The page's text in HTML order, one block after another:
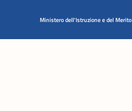
Ministero dell'Istruzione e del Merito